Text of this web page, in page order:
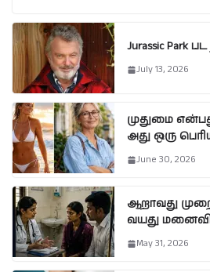
Jurassic Park
July 13, 2026
முதுமை
அது ஒரு
June 30, 2026
ஆறாவது
வயது
May 31, 2026